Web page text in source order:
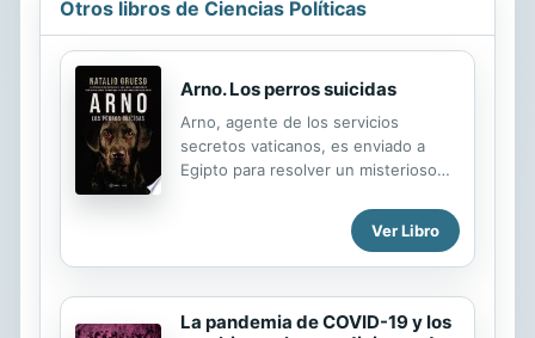
Otros libros de Ciencias Políticas
Arno. Los perros suicidas
Arno, agente de los servicios
secretos vaticanos, es enviado a
Egipto para resolver un misterioso
desierto se están produciendo una
serie de fenómenos extraños que
llevan a los perros de la localidad a
compulsivamente una música que
Ver Libro
La pandemia de COVID-19 y los